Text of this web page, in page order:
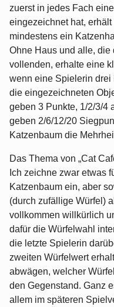
zuerst in jedes Fach
eingezeichnet hat,
mindestens ein
Ohne Haus und alle,
vollenden, erhalte eine
wenn eine Spielerin drei
die eingezeichneten
geben 3 Punkte, 1/2/3/4
geben 2/6/12/20
Katzenbaum die
Das Thema von „Cat
Ich zeichne zwar etwas
Katzenbaum ein, aber
(durch zufällige Würfel)
vollkommen willkürlich
dafür die Würfelwahl
die letzte Spielerin
zweiten Würfelwert
abwägen, welcher
den Gegenstand. Ganz
allem im späteren